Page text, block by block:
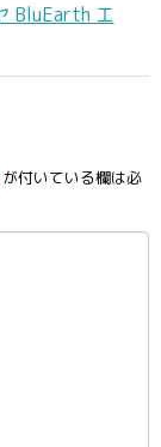
BluEarth エ
が付いている欄は必